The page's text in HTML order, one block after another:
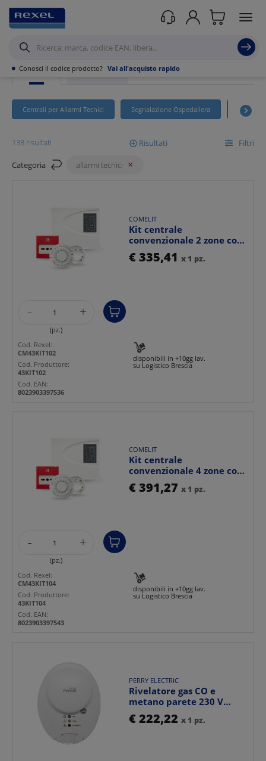
• Conosci il codice prodotto? Vai all'acquisto rapido
Rexel/ Prodotti /
Allarmi Tecnici
PRODOTTI PROMOZIONI
Centrali per Allarmi Tecnici Segnalazione Ospedaliera Varie
138 risultati Risultati Filtri
Mostra
Categoria allarmi tecnici
COMELIT
Kit centrale
convenzionale 2 zone con
rivelatore fumo, pulsante
a...
€ 335,41 x 1 pz.
- +
(pz.)
disponibili in +10gg lav.
su Logistico Brescia
Cod. Rexel:
CM43KIT102
Cod. Produttore:
43KIT102
Cod. EAN:
8023903397536
COMELIT
Kit centrale
convenzionale 4 zone con
rivelatore fumo e
pulsante ...
€ 391,27 x 1 pz.
- +
(pz.)
disponibili in +10gg lav.
su Logistico Brescia
Cod. Rexel:
CM43KIT104
Cod. Produttore:
43KIT104
Cod. EAN:
8023903397543
PERRY ELECTRIC
Rivelatore gas CO e
metano parete 230 V
sicurezza domestica e
ind...
€ 222,22 x 1 pz.